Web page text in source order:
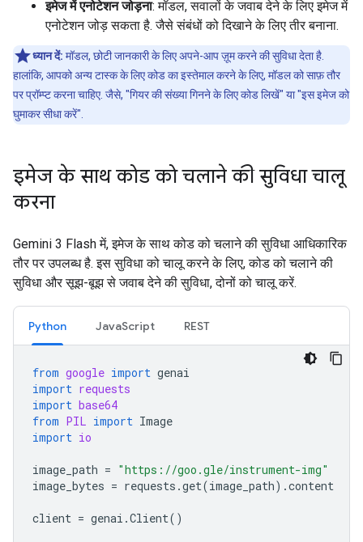
इमेज में एनोटेशन जोड़ना: मॉडल, सवालों के जवाब देने के लिए इमेज में
एनोटेशन जोड़ सकता है. जैसे संबंधों को दिखाने के लिए तीर बनाना.
ध्यान दें: मॉडल, छोटी जानकारी के लिए अपने-आप ज़ूम करने की सुविधा देता है.
हालांकि, आपको अन्य टास्क के लिए कोड का इस्तेमाल करने के लिए, मॉडल को साफ़ तौर
पर प्रॉम्प्ट करना चाहिए. जैसे, "गियर की संख्या गिनने के लिए कोड लिखें" या "इस इमेज को
घुमाकर सीधा करें".
इमेज के साथ कोड को चलाने की सुविधा चालू
करना
Gemini 3 Flash में, इमेज के साथ कोड को चलाने की सुविधा आधिकारिक
तौर पर उपलब्ध है. इस सुविधा को चालू करने के लिए, कोड को चलाने की
सुविधा और सूझ-बूझ से जवाब देने की सुविधा, दोनों को चालू करें.
Python JavaScript REST
from google import genai
import requests
import base64
from PIL import Image
import io
image_path = "https://goo.gle/instrument-img"
image_bytes = requests .get(image_path) .content
client = genai .Client()